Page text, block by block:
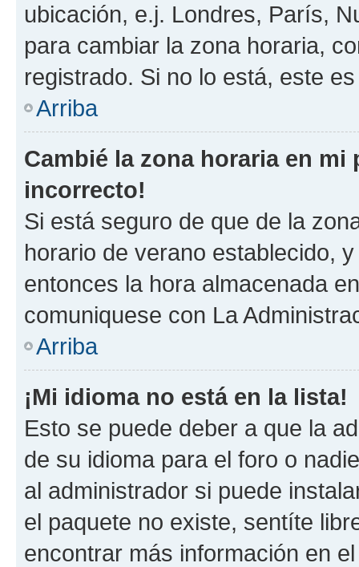
ubicación, e.j. Londres, París,
para cambiar la zona horaria,
registrado. Si no lo está, este
Arriba
Cambié la zona horaria en
incorrecto!
Si está seguro de que de la
horario de verano establecido,
entonces la hora almacenada
comuniquese con La
Arriba
¡Mi idioma no está en la lista!
Esto se puede deber a que la
de su idioma para el foro o
al administrador si puede
el paquete no existe, sentíte
encontrar más información en